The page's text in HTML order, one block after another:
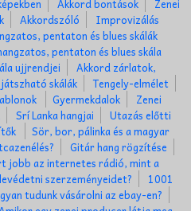
Akkord bontások
Zenei
Akkordszóló
Improvizálás
pentaton és blues skálák
pentaton és blues skála
ujjrendjei
Akkord zárlatok,
skálák
Tengely-elmélet
Gyermekdalok
Zenei
Srí Lanka hangjai
Utazás előtti
Sör, bor, pálinka és a magyar
Gitár hang rögzítése
jobb az internetes rádió, mint a
szerzeményeidet?
1001
tudunk vásárolni az ebay-en?